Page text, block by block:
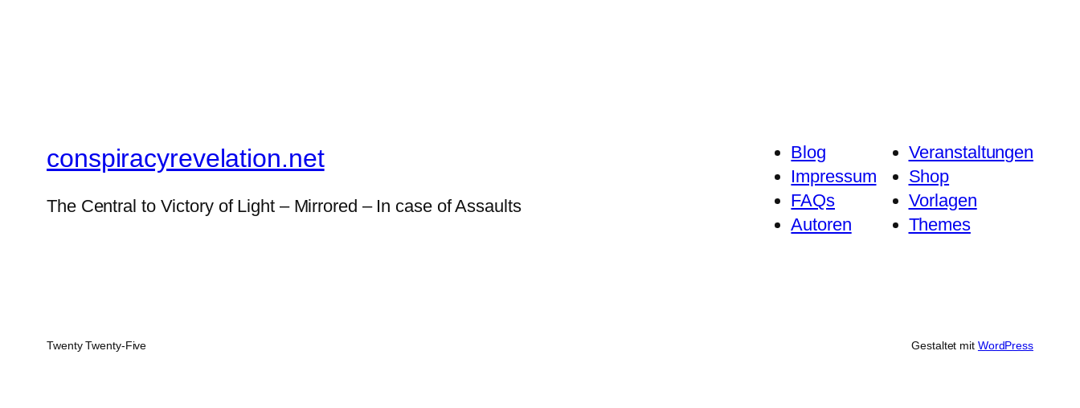
conspiracyrevelation.net
The Central to Victory of Light – Mirrored – In case of Assaults
Blog
Impressum
FAQs
Autoren
Veranstaltungen
Shop
Vorlagen
Themes
Twenty Twenty-Five Gestaltet mit WordPress